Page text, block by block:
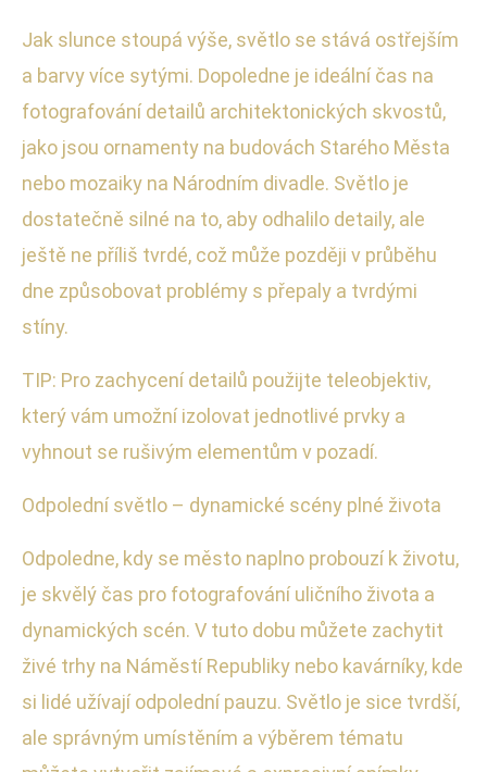
Jak slunce stoupá výše, světlo se stává ostřejším
a barvy více sytými. Dopoledne je ideální čas na
fotografování detailů architektonických skvostů,
jako jsou ornamenty na budovách Starého Města
nebo mozaiky na Národním divadle. Světlo je
dostatečně silné na to, aby odhalilo detaily, ale
ještě ne příliš tvrdé, což může později v průběhu
dne způsobovat problémy s přepaly a tvrdými
stíny.
TIP: Pro zachycení detailů použijte teleobjektiv,
který vám umožní izolovat jednotlivé prvky a
vyhnout se rušivým elementům v pozadí.
Odpolední světlo – dynamické scény plné života
Odpoledne, kdy se město naplno probouzí k životu,
je skvělý čas pro fotografování uličního života a
dynamických scén. V tuto dobu můžete zachytit
živé trhy na Náměstí Republiky nebo kavárníky, kde
si lidé užívají odpolední pauzu. Světlo je sice tvrdší,
ale správným umístěním a výběrem tématu